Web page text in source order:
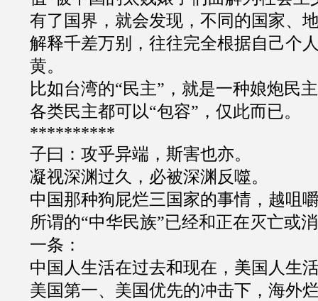
有了国界，就会发现，不同的国家、
解释千差万别，往往完全根据自己个
黄。
比如台湾的“民主” ，就是一种娘炮民
各类民主都可以“包容” ，仅此而已。
**********
子曰：攻乎异端，斯害也亦。
凝视深渊过久，必被深渊反噬。
中国那种狗屁烂三国家的事情，越咀
所谓的“中华民族”已经和正在灭亡或
一条：
中国人生活在过去和现在，美国人生
美国第一、美国优先的冲击下，海外